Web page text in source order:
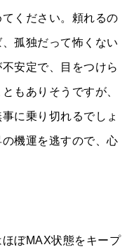
ください。頼れるの
孤独だって怖くない
安定で、目をつけら
もありそうですが、
に乗り切れるでしょ
機運を逃すので、心
ぼMAX状態をキープ